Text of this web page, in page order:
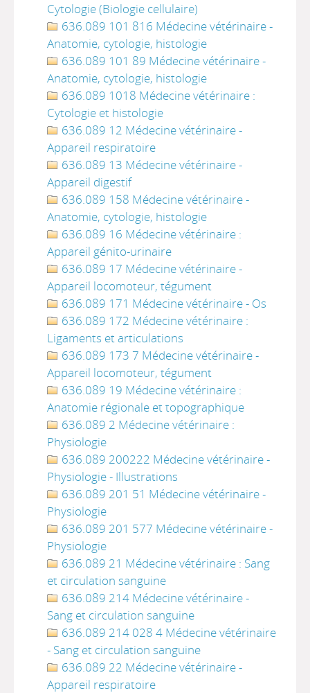
Cytologie (Biologie cellulaire)
636.089 101 816 Médecine vétérinaire -
Anatomie, cytologie, histologie
636.089 101 89 Médecine vétérinaire -
Anatomie, cytologie, histologie
636.089 1018 Médecine vétérinaire :
Cytologie et histologie
636.089 12 Médecine vétérinaire -
Appareil respiratoire
636.089 13 Médecine vétérinaire -
Appareil digestif
636.089 158 Médecine vétérinaire -
Anatomie, cytologie, histologie
636.089 16 Médecine vétérinaire :
Appareil génito-urinaire
636.089 17 Médecine vétérinaire -
Appareil locomoteur, tégument
636.089 171 Médecine vétérinaire - Os
636.089 172 Médecine vétérinaire :
Ligaments et articulations
636.089 173 7 Médecine vétérinaire -
Appareil locomoteur, tégument
636.089 19 Médecine vétérinaire :
Anatomie régionale et topographique
636.089 2 Médecine vétérinaire :
Physiologie
636.089 200222 Médecine vétérinaire -
Physiologie - Illustrations
636.089 201 51 Médecine vétérinaire -
Physiologie
636.089 201 577 Médecine vétérinaire -
Physiologie
636.089 21 Médecine vétérinaire : Sang
et circulation sanguine
636.089 214 Médecine vétérinaire -
Sang et circulation sanguine
636.089 214 028 4 Médecine vétérinaire
- Sang et circulation sanguine
636.089 22 Médecine vétérinaire -
Appareil respiratoire